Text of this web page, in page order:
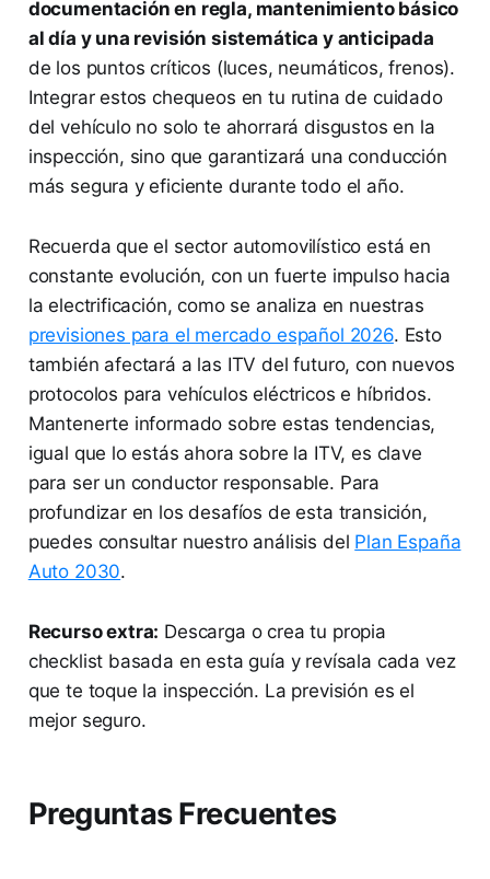
documentación en regla, mantenimiento básico
al día y una revisión sistemática y anticipada
de los puntos críticos (luces, neumáticos, frenos).
Integrar estos chequeos en tu rutina de cuidado
del vehículo no solo te ahorrará disgustos en la
inspección, sino que garantizará una conducción
más segura y eficiente durante todo el año.
Recuerda que el sector automovilístico está en
constante evolución, con un fuerte impulso hacia
la electrificación, como se analiza en nuestras
previsiones para el mercado español 2026. Esto
también afectará a las ITV del futuro, con nuevos
protocolos para vehículos eléctricos e híbridos.
Mantenerte informado sobre estas tendencias,
igual que lo estás ahora sobre la ITV, es clave
para ser un conductor responsable. Para
profundizar en los desafíos de esta transición,
puedes consultar nuestro análisis del Plan España
Auto 2030.
Recurso extra: Descarga o crea tu propia
checklist basada en esta guía y revísala cada vez
que te toque la inspección. La previsión es el
mejor seguro.
Preguntas Frecuentes